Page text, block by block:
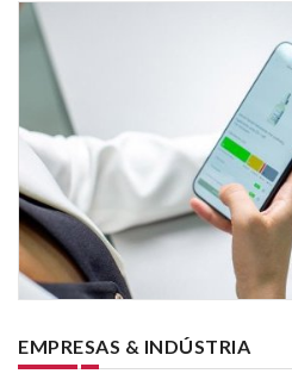
EMPRESAS & INDÚSTRIA